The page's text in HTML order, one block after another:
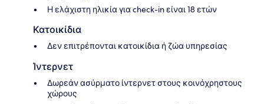
Η ελάχιστη ηλικία για check-in είναι 18 ετών
Κατοικίδια
Δεν επιτρέπονται κατοικίδια ή ζώα υπηρεσίας
Ίντερνετ
Δωρεάν ασύρματο ίντερνετ στους κοινόχρηστους
χώρους